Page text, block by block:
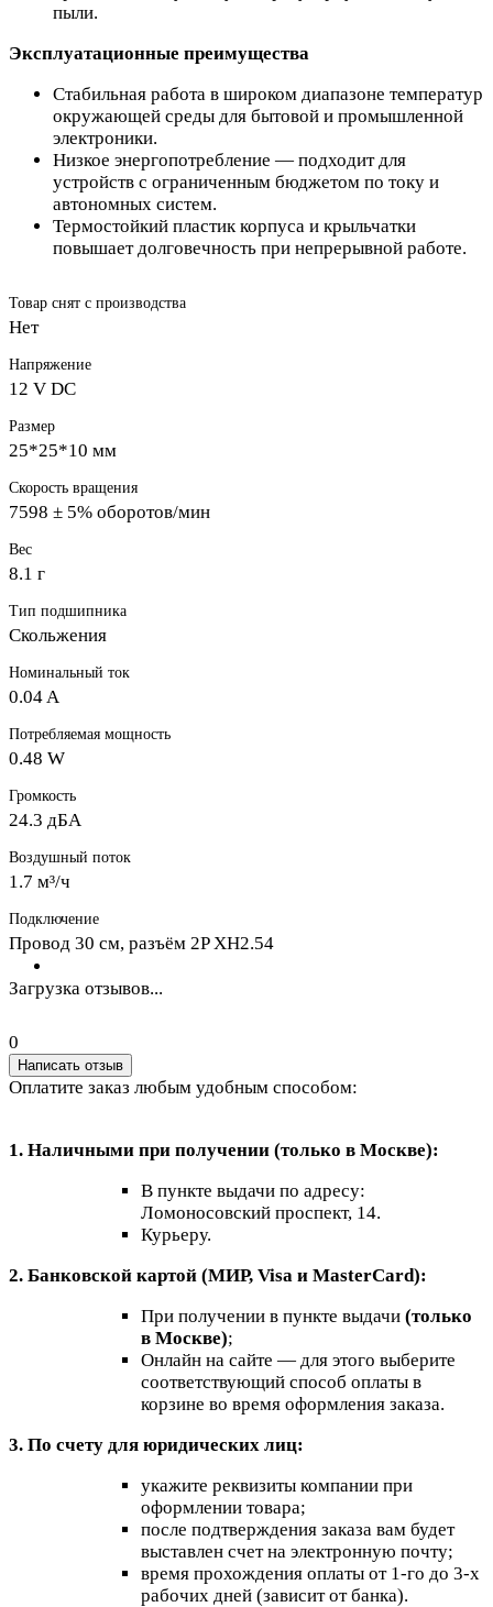
пыли.
Эксплуатационные преимущества
Стабильная работа в широком диапазоне температур
окружающей среды для бытовой и промышленной
электроники.
Низкое энергопотребление — подходит для
устройств с ограниченным бюджетом по току и
автономных систем.
Термостойкий пластик корпуса и крыльчатки
повышает долговечность при непрерывной работе.
Товар снят с производства
Нет
Напряжение
12 V DC
Размер
25*25*10 мм
Скорость вращения
7598 ± 5% оборотов/мин
Вес
8.1 г
Тип подшипника
Скольжения
Номинальный ток
0.04 A
Потребляемая мощность
0.48 W
Громкость
24.3 дБА
Воздушный поток
1.7 м³/ч
Подключение
Провод 30 см, разъём 2P XH2.54
Загрузка отзывов...
0
Написать отзыв
Оплатите заказ любым удобным способом:
1. Наличными при получении (только в Москве):
В пункте выдачи по адресу:
Ломоносовский проспект, 14.
Курьеру.
2. Банковской картой (МИР, Visa и MasterCard):
При получении в пункте выдачи (только
в Москве);
Онлайн на сайте — для этого выберите
соответствующий способ оплаты в
корзине во время оформления заказа.
3. По счету для юридических лиц:
укажите реквизиты компании при
оформлении товара;
после подтверждения заказа вам будет
выставлен счет на электронную почту;
время прохождения оплаты от 1-го до 3-х
рабочих дней (зависит от банка).